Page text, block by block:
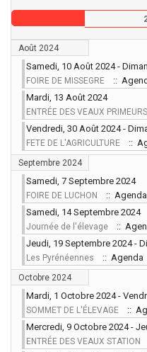
Août 2024
Samedi, 10 Août 2024 -
FOIRE DE MISSEGRE
::
Mardi, 13 Août 2024
ENTRÉE DES VEAUX PRIMEURS
Vendredi, 30 Août 2024 -
FETE DE L'AGRICULTURE ::
Septembre 2024
Samedi, 7 Septembre 2024
FOIRE DE LUCHON
:: Agenda
Samedi, 14 Septembre 2024
Journée de l'élevage
::
Jeudi, 19 Septembre 2024 -
Les Pyrénéennes :: Agenda
Octobre 2024
Mardi, 1 Octobre 2024 -
SOMMET DE L'ÉLEVAGE
::
Mercredi, 9 Octobre 2024 -
ENTRÉE DES VEAUX STATION